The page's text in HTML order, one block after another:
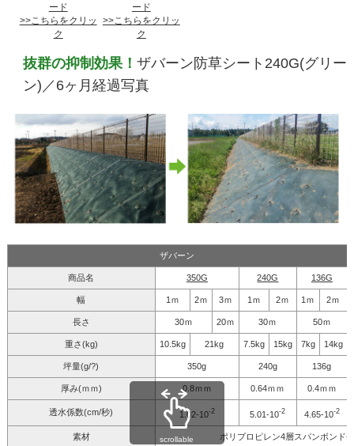
ード
>>こちらをクリッ
ク
ード
>>こちらをクリッ
ク
抜群の抑制効果！ ザバーン防草シート240G(グリー
ン)／6ヶ月経過写真
ザバーン
商品名 350G 240G 136G
幅 1ｍ 2ｍ 3ｍ 1ｍ 2ｍ 1ｍ 2ｍ
長さ 30ｍ 20ｍ 30ｍ 50ｍ
重さ(kg) 10.5kg 21kg 7.5kg 15kg 7kg 14kg
坪量(g/?) 350g 240g 136g
厚み(ｍｍ) 0.8ｍｍ 0.64ｍｍ 0.4ｍｍ
透水係数(cm/秒) 1.02-10-2 5.01-10-2 4.65-10-2
素材 ポリプロピレン4層スパンボンド
scrollable